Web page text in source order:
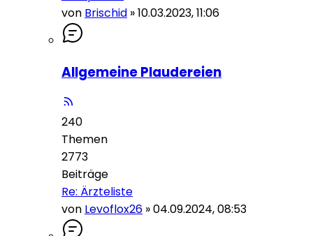
von Brischid »10.03.2023, 11:06
Allgemeine Plaudereien
240
Themen
2773
Beiträge
Re: Ärzteliste
von Levoflox26 »04.09.2024, 08:53